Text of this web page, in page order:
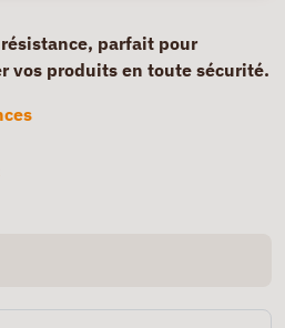
parfait pour
vos produits en toute sécurité.